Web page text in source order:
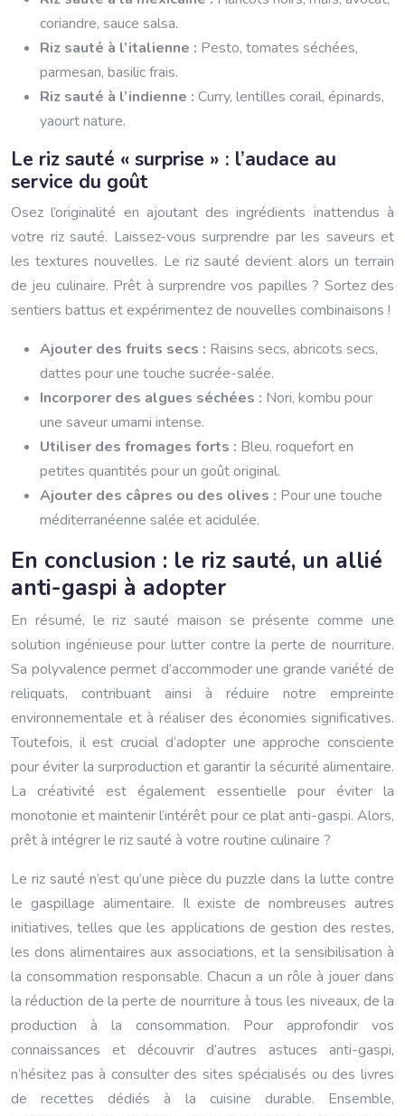
coriandre, sauce salsa.
Riz sauté à l’italienne : Pesto, tomates séchées,
parmesan, basilic frais.
Riz sauté à l’indienne : Curry, lentilles corail, épinards,
yaourt nature.
Le riz sauté « surprise » : l’audace au
service du goût
Osez l’originalité en ajoutant des ingrédients inattendus à
votre riz sauté. Laissez-vous surprendre par les saveurs et
les textures nouvelles. Le riz sauté devient alors un terrain
de jeu culinaire. Prêt à surprendre vos papilles ? Sortez des
sentiers battus et expérimentez de nouvelles combinaisons !
Ajouter des fruits secs : Raisins secs, abricots secs,
dattes pour une touche sucrée-salée.
Incorporer des algues séchées : Nori, kombu pour
une saveur umami intense.
Utiliser des fromages forts : Bleu, roquefort en
petites quantités pour un goût original.
Ajouter des câpres ou des olives : Pour une touche
méditerranéenne salée et acidulée.
En conclusion : le riz sauté, un allié
anti-gaspi à adopter
En résumé, le riz sauté maison se présente comme une
solution ingénieuse pour lutter contre la perte de nourriture.
Sa polyvalence permet d’accommoder une grande variété de
reliquats, contribuant ainsi à réduire notre empreinte
environnementale et à réaliser des économies significatives.
Toutefois, il est crucial d’adopter une approche consciente
pour éviter la surproduction et garantir la sécurité alimentaire.
La créativité est également essentielle pour éviter la
monotonie et maintenir l’intérêt pour ce plat anti-gaspi. Alors,
prêt à intégrer le riz sauté à votre routine culinaire ?
Le riz sauté n’est qu’une pièce du puzzle dans la lutte contre
le gaspillage alimentaire. Il existe de nombreuses autres
initiatives, telles que les applications de gestion des restes,
les dons alimentaires aux associations, et la sensibilisation à
la consommation responsable. Chacun a un rôle à jouer dans
la réduction de la perte de nourriture à tous les niveaux, de la
production à la consommation. Pour approfondir vos
connaissances et découvrir d’autres astuces anti-gaspi,
n’hésitez pas à consulter des sites spécialisés ou des livres
de recettes dédiés à la cuisine durable. Ensemble,